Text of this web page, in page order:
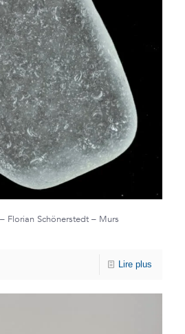
Florian Schönerstedt – Murs
Lire plus